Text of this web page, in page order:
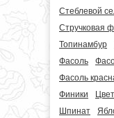
Стеблевой
Стручковая
Топинамбур
Фасоль
Фасоль
Финики
Шпинат